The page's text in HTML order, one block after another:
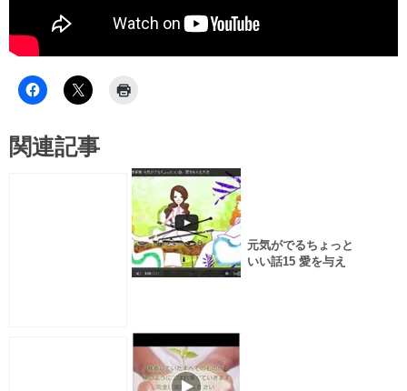
関連記事
元気がでるちょっと
いい話15 愛を与え